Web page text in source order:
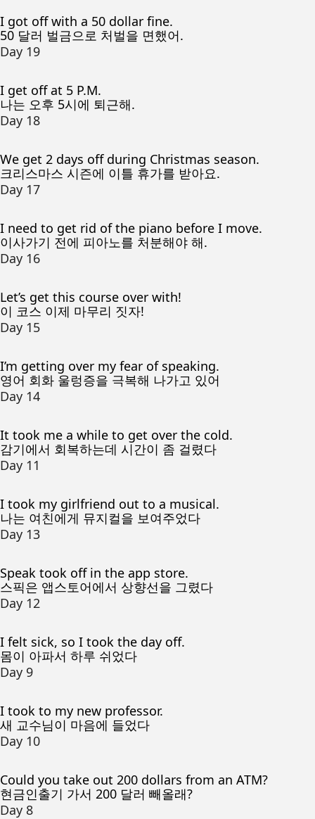
I got off with a 50 dollar fine.
50 달러 벌금으로 처벌을 면했어.
Day 19
I get off at 5 P.M.
나는 오후 5시에 퇴근해.
Day 18
We get 2 days off during Christmas season.
크리스마스 시즌에 이틀 휴가를 받아요.
Day 17
I need to get rid of the piano before I move.
이사가기 전에 피아노를 처분해야 해.
Day 16
Let’s get this course over with!
이 코스 이제 마무리 짓자!
Day 15
I’m getting over my fear of speaking.
영어 회화 울렁증을 극복해 나가고 있어
Day 14
It took me a while to get over the cold.
감기에서 회복하는데 시간이 좀 걸렸다
Day 11
I took my girlfriend out to a musical.
나는 여친에게 뮤지컬을 보여주었다
Day 13
Speak took off in the app store.
스픽은 앱스토어에서 상향선을 그렸다
Day 12
I felt sick, so I took the day off.
몸이 아파서 하루 쉬었다
Day 9
I took to my new professor.
새 교수님이 마음에 들었다
Day 10
Could you take out 200 dollars from an ATM?
현금인출기 가서 200 달러 빼올래?
Day 8